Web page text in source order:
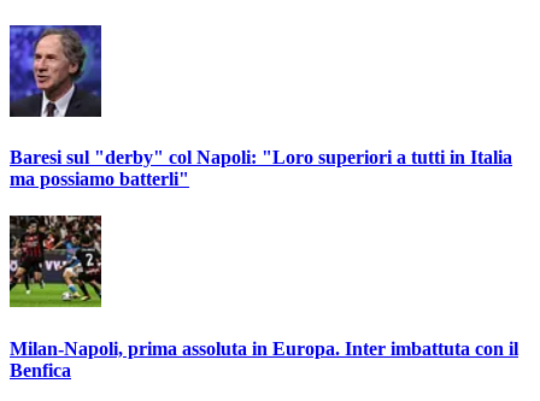
Baresi sul "derby" col Napoli: "Loro superiori a tutti in Italia
ma possiamo batterli"
Milan-Napoli, prima assoluta in Europa. Inter imbattuta con il
Benfica